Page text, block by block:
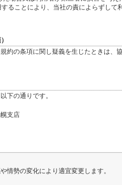
することにより、当社の責によらずし
約の条項に関し疑義を生じたときは、
下の通りです。
支店
情勢の変化により適宜変更します。